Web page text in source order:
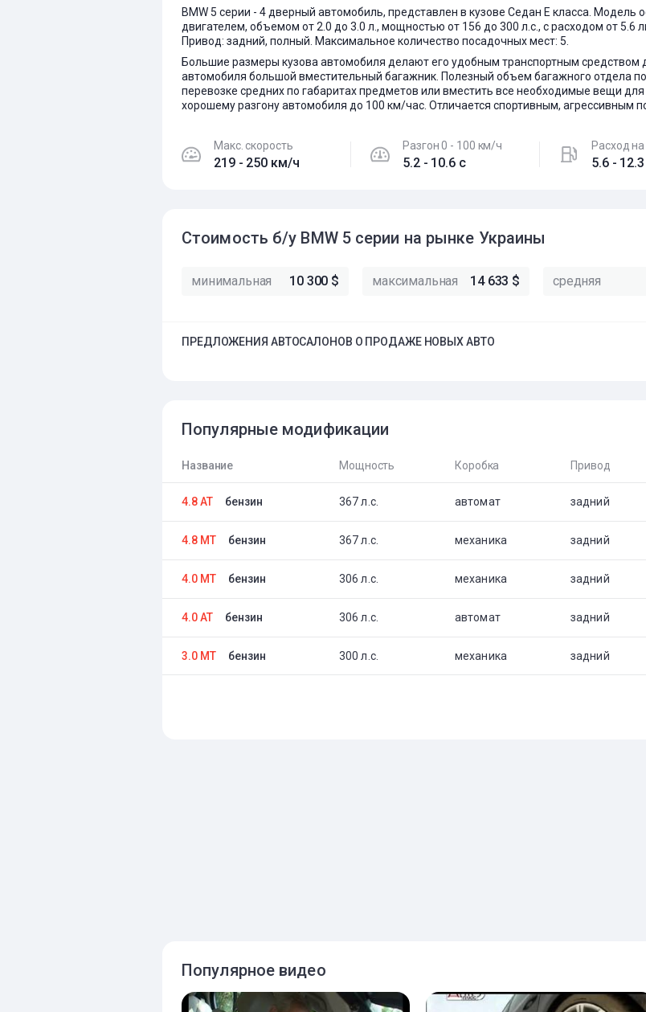
BMW 5 серии - 4 дверный автомобиль, представлен в кузове Седан E класса.
двигателем, объемом от 2.0 до 3.0 л., мощностью от 156 до 300 л.с., с расходом от 5.6
Привод: задний, полный. Максимальное количество посадочных мест: 5.
Большие размеры кузова автомобиля делают его удобным транспортным средством
автомобиля большой вместительный багажник. Полезный объем багажного отдела
перевозке средних по габаритах предметов или вместить все необходимые вещи
хорошему разгону автомобиля до 100 км/час. Отличается спортивным, агрессивным
Макс. скорость
219 - 250 км/ч
Разгон 0 - 100 км/ч
5.2 - 10.6 c
Расход
5.6 -
Стоимость б/у BMW 5 серии на рынке Украины
минимальная 10 300 $ максимальная 14 633 $ средняя
ПРЕДЛОЖЕНИЯ АВТОСАЛОНОВ О ПРОДАЖЕ НОВЫХ АВТО
Популярные модификации
Название Мощность Коробка Привод
4.8 AT бензин 367 л.с. автомат задний
4.8 MT бензин 367 л.с. механика задний
4.0 MT бензин 306 л.с. механика задний
4.0 AT бензин 306 л.с. автомат задний
3.0 MT бензин 300 л.с. механика задний
Популярное видео